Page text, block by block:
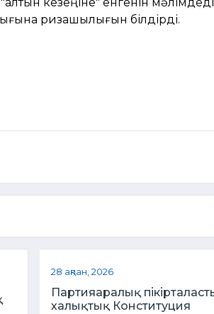
ризашылығын білдірді.
28 ақпан, 2026
Партияаралық
халықтық Конституция